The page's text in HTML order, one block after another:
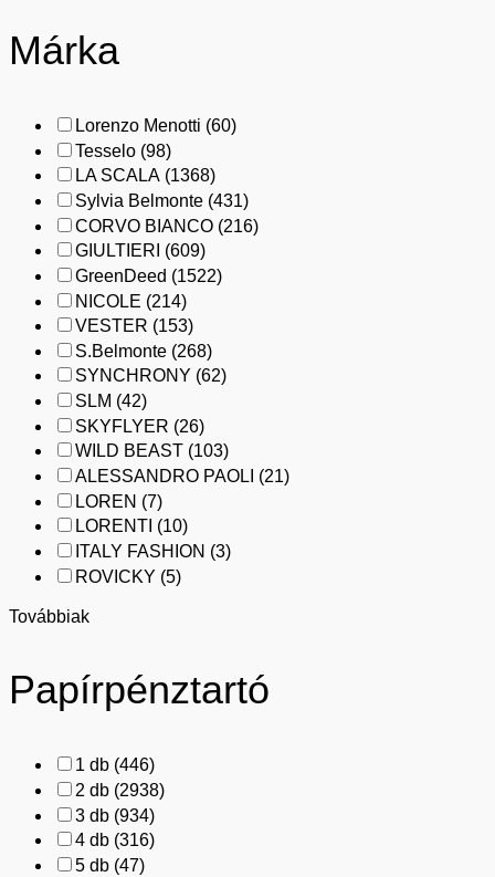
Márka
Lorenzo Menotti (60)
Tesselo (98)
LA SCALA (1368)
Sylvia Belmonte (431)
CORVO BIANCO (216)
GIULTIERI (609)
GreenDeed (1522)
NICOLE (214)
VESTER (153)
S.Belmonte (268)
SYNCHRONY (62)
SLM (42)
SKYFLYER (26)
WILD BEAST (103)
ALESSANDRO PAOLI (21)
LOREN (7)
LORENTI (10)
ITALY FASHION (3)
ROVICKY (5)
Továbbiak
Papírpénztartó
1 db (446)
2 db (2938)
3 db (934)
4 db (316)
5 db (47)